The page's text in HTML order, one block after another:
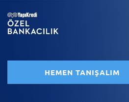
HEMEN TANIŞALIM